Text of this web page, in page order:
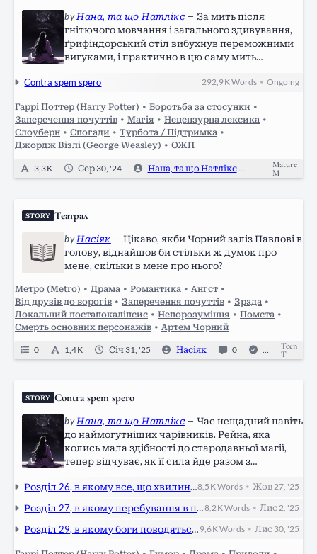
жаху.
byНана, та що Натлікс— За мить після
гнітючого мовчання і загального здивування,
ґрифіндорський стіл вибухнув переможними
вигуками, і практично в цю саму мить
Перші на це зааплодували ще голосніше,
факультет. Лише…
Contra spem spero 292,9 KWords •Ongoing
Гаррі Поттер (Harry Potter) • Боротьба за стосунки •
Заперечення почуттів • Магія • Нецензурна лексика •
Слоуберн • Спогади • Турбота / Підтримка •
Джордж Візлі (George Weasley) • ОЖП
3,3 K Сер 30, '24 Нана, та що Натлікс
Mature
M
STORY Театрал
byНасіяк — Цікаво, якби Чорний заліз Павлові в
голову, віднайшов би стільки ж думок про
мене, скільки в мене про нього?
Метро (Metro) • Драма • Романтика • Ангст •
Від друзів до ворогів • Заперечення почуттів • Зрада •
Локальний постапокаліпсис • Непорозуміння • Помста •
Смерть основних персонажів • Артем Чорний
0 1,4 K Січ 31, '25 Насіяк 0
Teen
T
STORY Contra spem spero
byНана, та що Натлікс— Час нещадний навіть
до наймогутніших чарівників. Рейна, яка
колись мала здібності до стародавньої магії,
тепер відчуває, як її сила йде разом з
прийдешньої війни, яка загрожує знищити всю
до Гоґвортсу — місця, де близько ста років
тому сховала сферу, яка містить залишки
Розділ 26, в якому все, що хвилину тому здавалося яскравим і живим, раптом потьмяніло. 8,5 KWords •Жов 27, '25
Розділ 27, в якому перебування в праведному суспільстві вимірюється шириною клітки. 8,2 KWords • Лис 2, '25
Розділ 29, в якому боги поводяться гірше за смертних. 9,6 KWords • Лис 30, '25